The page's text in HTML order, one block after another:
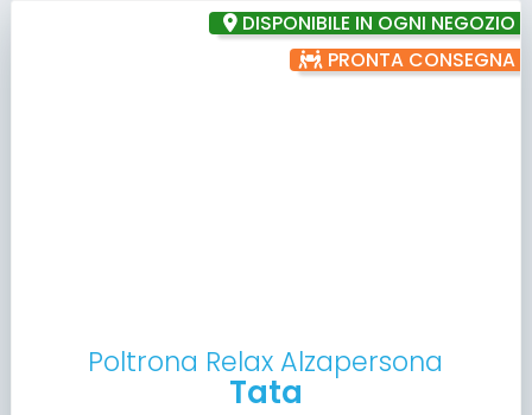
DISPONIBILE IN OGNI NEGOZIO
PRONTA CONSEGNA
Poltrona Relax Alzapersona
Tata